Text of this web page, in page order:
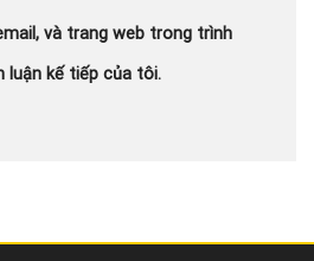
và trang web trong trình
luận kế tiếp của tôi.